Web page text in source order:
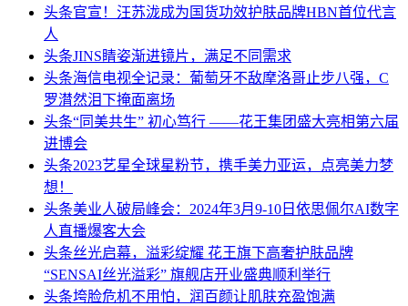
头条官宣！汪苏泷成为国货功效护肤品牌HBN首位代言
人
头条JINS睛姿渐进镜片，满足不同需求
头条海信电视全记录：葡萄牙不敌摩洛哥止步八强，C
罗潸然泪下掩面离场
头条“同美共生” 初心笃行 ——花王集团盛大亮相第六届
进博会
头条2023艺星全球星粉节，携手美力亚运，点亮美力梦
想！
头条美业人破局峰会：2024年3月9-10日依思佩尔AI数字
人直播爆客大会
头条丝光启幕，溢彩绽耀 花王旗下高奢护肤品牌
“SENSAI丝光溢彩” 旗舰店开业盛典顺利举行
头条垮脸危机不用怕，润百颜让肌肤充盈饱满